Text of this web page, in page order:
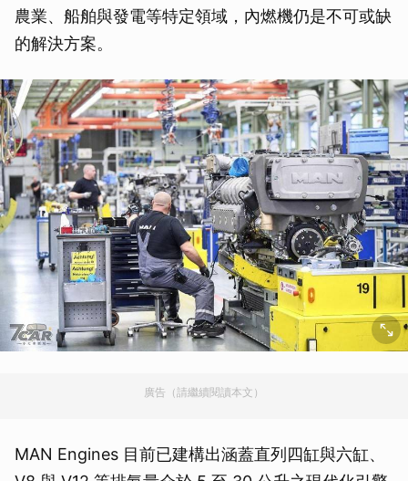
農業、船舶與發電等特定領域，內燃機仍是不可或缺
的解決方案。
廣告（請繼續閱讀本文）
MAN Engines 目前已建構出涵蓋直列四缸與六缸、